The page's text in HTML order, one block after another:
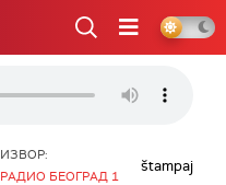
ИЗВОР:
РАДИО БЕОГРАД 1
štampaj